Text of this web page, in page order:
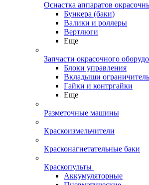
Оснастка аппаратов
Бункера (баки)
Валики и роллеры
Вертлюги
Еще
Запчасти окрасочного
Блоки управления
Вкладыши
Гайки и контргайки
Еще
Разметочные машины
Краскоизмельчители
Красконагнетательные баки
Краскопульты
Аккумуляторные